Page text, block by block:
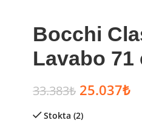
Bocchi
Lavabo 71
33.383₺ 25.037₺
Stokta (2)